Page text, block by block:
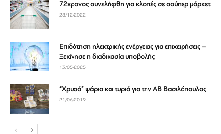
72χρονος συνελήφθη για κλοπές σε σούπερ μάρκετ
28/12/2022
Επιδότηση ηλεκτρικής ενέργειας για επιχειρήσεις –
Ξεκίνησε η διαδικασία υποβολής
13/05/2025
“Χρυσά” ψάρια και τυριά για την ΑΒ Βασιλόπουλος
21/06/2019